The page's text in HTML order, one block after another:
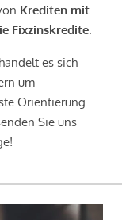
Krediten mit
Fixzinskredite
es sich
um
Orientierung.
Sie uns